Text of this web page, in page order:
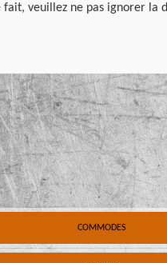
veuillez ne pas ignorer la
COMMODES